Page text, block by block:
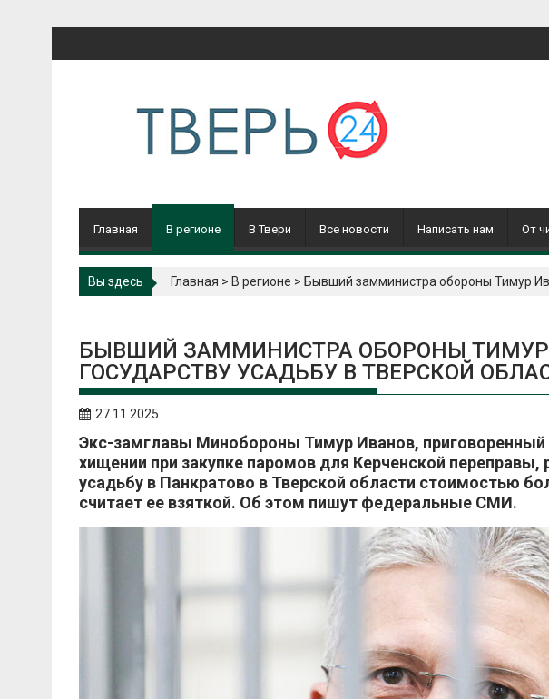
Главная В регионе В Твери Все новости Написать нам От
Вы здесь Главная > В регионе > Бывший замминистра обороны Тимур
БЫВШИЙ ЗАММИНИСТРА ОБОРОНЫ
ГОСУДАРСТВУ УСАДЬБУ В ТВЕРСКОЙ
27.11.2025
Экс-замглавы Минобороны Тимур Иванов, приговоренный
хищении при закупке паромов для Керченской переправы,
усадьбу в Панкратово в Тверской области стоимостью
считает ее взяткой. Об этом пишут федеральные СМИ.